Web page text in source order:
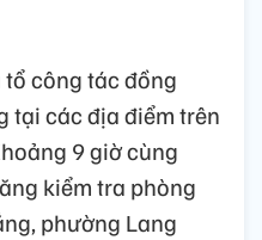
công tác đồng
tại các địa điểm trên
9 giờ cùng
kiểm tra phòng
phường Lang